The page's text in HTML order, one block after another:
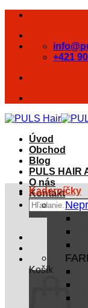
Skip
content
+421
Úvod
Obchod
Blog
PULS HAIR
O nás
Kontakt
Hľadať:
Košík
Kaderníčky